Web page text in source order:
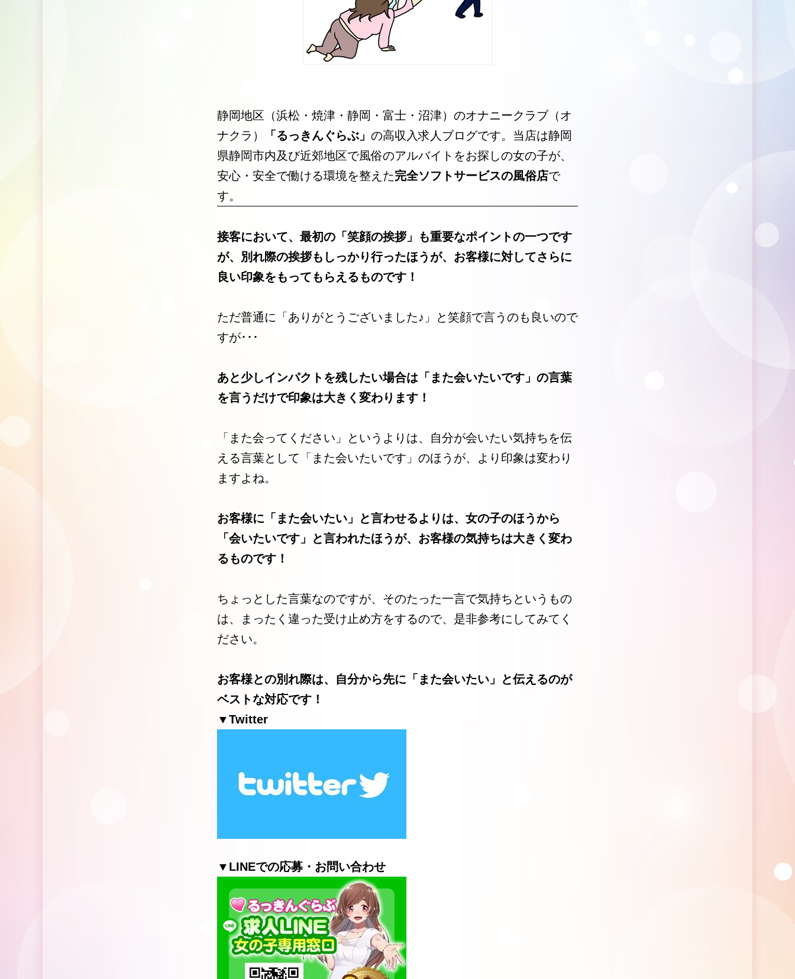
静岡地区（浜松・焼津・静岡・富士・沼津）のオナニークラブ（オ
ナクラ）
「るっきんぐらぶ」 の高収入求人ブログです。当店は静岡
県静岡市内及び近郊地区で風俗のアルバイトをお探しの女の子が、
安心・安全で働ける環境を整えた完全ソフトサービスの風俗店で
す。
接客において、最初の「笑顔の挨拶」も重要なポイントの一つです
が、別れ際の挨拶もしっかり行ったほうが、お客様に対してさらに
良い印象をもってもらえるものです！
ただ普通に「ありがとうございました♪」と笑顔で言うのも良いので
すが･･･
あと少しインパクトを残したい場合は「また会いたいです」の言葉
を言うだけで印象は大きく変わります！
「また会ってください」というよりは、自分が会いたい気持ちを伝
える言葉として「また会いたいです」のほうが、より印象は変わり
ますよね。
お客様に「また会いたい」と言わせるよりは、女の子のほうから
「会いたいです」と言われたほうが、お客様の気持ちは大きく変わ
るものです！
ちょっとした言葉なのですが、そのたった一言で気持ちというもの
は、まったく違った受け止め方をするので、是非参考にしてみてく
ださい。
お客様との別れ際は、自分から先に「また会いたい」と伝えるのが
ベストな対応です！
▼Twitter
▼LINEでの応募・お問い合わせ